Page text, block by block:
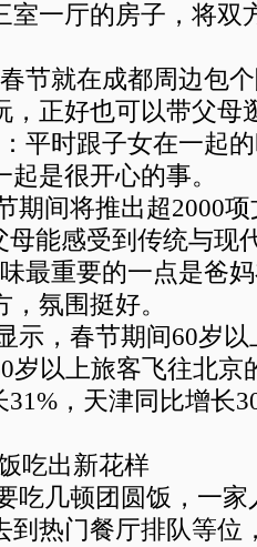
室一厅的房子，将双
节就在成都周边包
，正好也可以带父母
平时跟子女在一起
是很开心的事。
期间将推出超2000
母能感受到传统与现
最重要的一点是爸
氛围挺好。
示，春节期间60岁
岁以上旅客飞往北京
，天津同比增长
吃出新花样
吃几顿团圆饭，一
到热门餐厅排队等位